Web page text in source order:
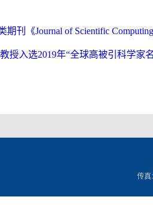
期刊《Journal of Scientific
授入选2019年“全球高被引科学家
传真